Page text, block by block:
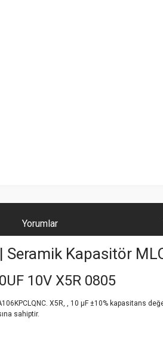
Yorumlar
Kapasitör
10V X5R 0805
X5R, , 10 µF ±10% kapasitans
sahiptir.